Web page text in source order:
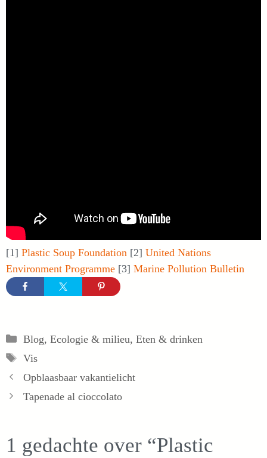
[1] Plastic Soup Foundation [2] United Nations
Environment Programme [3] Marine Pollution Bulletin
Categorieën
Blog, Ecologie & milieu, Eten & drinken
Tags
Vis
Opblaasbaar vakantielicht
Tapenade al cioccolato
1 gedachte over “Plastic